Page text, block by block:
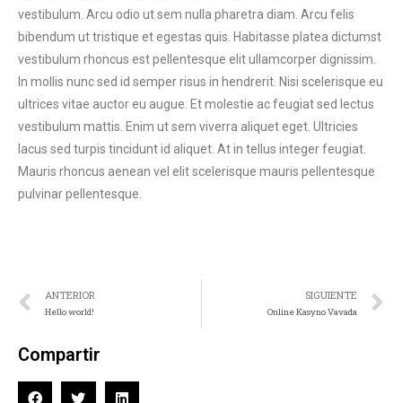
vestibulum. Arcu odio ut sem nulla pharetra diam. Arcu felis
bibendum ut tristique et egestas quis. Habitasse platea dictumst
vestibulum rhoncus est pellentesque elit ullamcorper dignissim.
In mollis nunc sed id semper risus in hendrerit. Nisi scelerisque eu
ultrices vitae auctor eu augue. Et molestie ac feugiat sed lectus
vestibulum mattis. Enim ut sem viverra aliquet eget. Ultricies
lacus sed turpis tincidunt id aliquet. At in tellus integer feugiat.
Mauris rhoncus aenean vel elit scelerisque mauris pellentesque
pulvinar pellentesque.
ANTERIOR
Hello world!
SIGUIENTE
Online Kasyno Vavada
Compartir